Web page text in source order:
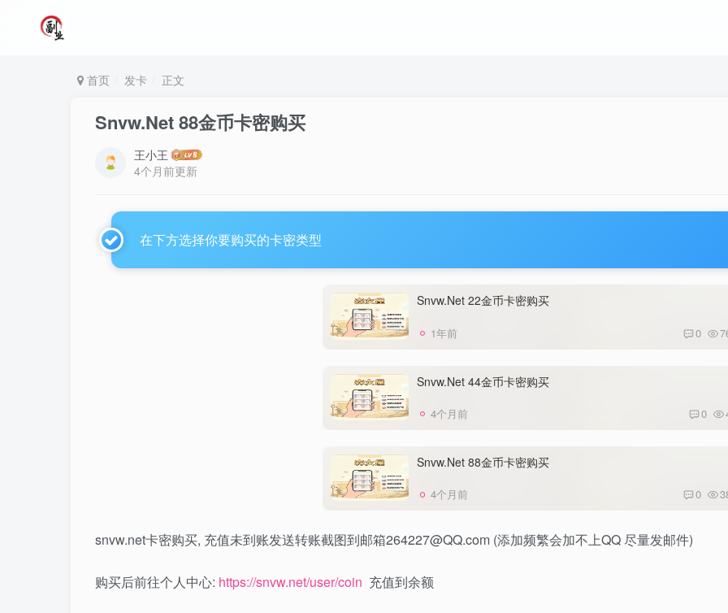
首页 发卡 正文
Snvw.Net 88金币卡密购买
王小王
4个月前更新
在下方选择你要购买的卡密类型
Snvw.Net 22金币卡密购买
1年前 0
Snvw.Net 44金币卡密购买
4个月前 0
Snvw.Net 88金币卡密购买
4个月前 0
snvw.net卡密购买, 充值未到账发送转账截图到邮箱264227@QQ.com (添加频繁会加不上QQ 尽量发邮件)
购买后前往个人中心: https://snvw.net/user/coin 充值到余额